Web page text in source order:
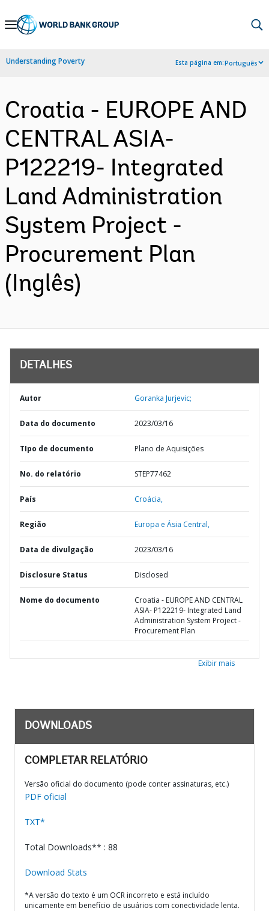
Skip
Navigation
Understanding Poverty Esta página em:Português
Croatia - EUROPE AND
CENTRAL ASIA-
P122219- Integrated
Land Administration
System Project -
Procurement Plan
(Inglês)
DETALHES
Autor Goranka Jurjevic;
Data do documento 2023/03/16
TIpo de documento Plano de Aquisições
No. do relatório STEP77462
País Croácia,
Região Europa e Ásia Central,
Data de divulgação 2023/03/16
Disclosure Status Disclosed
Nome do documento
Croatia - EUROPE AND CENTRAL
ASIA- P122219- Integrated Land
Administration System Project -
Procurement Plan
Exibir mais
DOWNLOADS
COMPLETAR RELATÓRIO
Versão oficial do documento (pode conter assinaturas, etc.)
PDF oficial
TXT*
Total Downloads** : 88
Download Stats
*A versão do texto é um OCR incorreto e está incluído
unicamente em benefício de usuários com conectividade lenta.